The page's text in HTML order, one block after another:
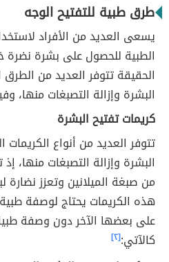
طرق طبية للتفتيح الوجه
يسعى العديد من الأفراد
الطبية للحصول على بشرة نضرة
الحقيقة تتوفر العديد من
البشرة وإزالة التصبغات منها،
كريمات تفتيح البشرة
تتوفر العديد من أنواع
البشرة وإزالة التصبغات منها،
من صبغة الميلانين وتعزز
هذه الكريمات يحتاج لوصفة
على بعضها الآخر دون وصفة
كالآتي:[٢]